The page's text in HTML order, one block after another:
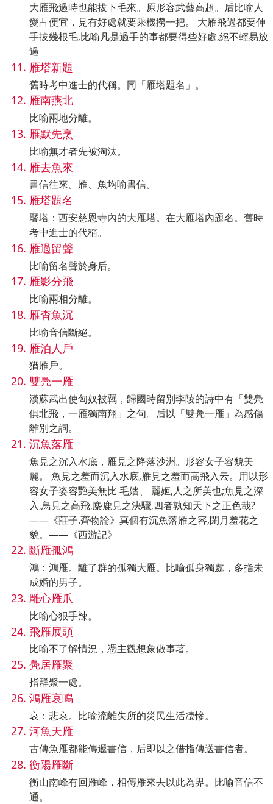
大雁飛過時也能拔下毛來。原形容武藝高超。后比喻人
愛占便宜，見有好處就要乘機撈一把。 大雁飛過都要伸
手拔幾根毛,比喻凡是過手的事都要得些好處,絕不輕易放
過
雁塔新題
舊時考中進士的代稱。同「雁塔題名」。
雁南燕北
比喻兩地分離。
雁默先烹
比喻無才者先被淘汰。
雁去魚來
書信往來。雁、魚均喻書信。
雁塔題名
饜塔：西安慈恩寺內的大雁塔。在大雁塔內題名。舊時
考中進士的代稱。
雁過留聲
比喻留名聲於身后。
雁影分飛
比喻兩相分離。
雁杳魚沉
比喻音信斷絕。
雁泊人戶
猶雁戶。
雙鳧一雁
漢蘇武出使匈奴被羈，歸國時留別李陵的詩中有「雙鳧
俱北飛，一雁獨南翔」之句。后以「雙鳧一雁」為感傷
離別之詞。
沉魚落雁
魚見之沉入水底，雁見之降落沙洲。形容女子容貌美
麗。 魚見之羞而沉入水底,雁見之羞而高飛入云。用以形
容女子姿容艷美無比 毛嬙、 麗姬,人之所美也;魚見之深
入,鳥見之高飛,麋鹿見之決驟,四者孰知天下之正色哉?
——《莊子.齊物論》真個有沉魚落雁之容,閉月羞花之
貌。——《西游記》
斷雁孤鴻
鴻：鴻雁。離了群的孤獨大雁。比喻孤身獨處，多指未
成婚的男子。
雕心雁爪
比喻心狠手辣。
飛雁展頭
比喻不了解情況，憑主觀想象做事著。
鳧居雁聚
指群聚一處。
鴻雁哀鳴
哀：悲哀。比喻流離失所的災民生活凄慘。
河魚天雁
古傳魚雁都能傳遞書信，后即以之借指傳送書信者。
衡陽雁斷
衡山南峰有回雁峰，相傳雁來去以此為界。比喻音信不
通。